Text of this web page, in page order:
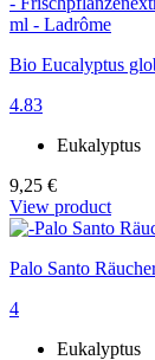
Bio Eucalyptus
4.83
Eukalyptus
9,25 €
View product
Palo Santo
4
Eukalyptus